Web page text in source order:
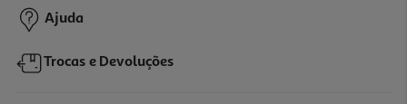
Ajuda
Trocas e Devoluções